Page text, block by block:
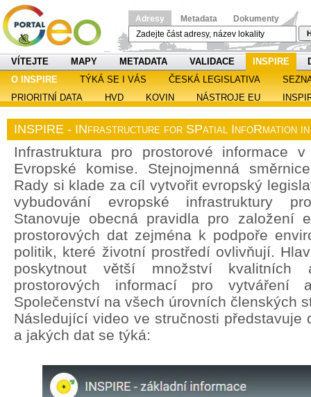
Adresy Metadata Dokumenty
VÍTEJTE MAPY METADATA VALIDACE INSPIRE
O INSPIRE
TÝKÁ SE I VÁS ČESKÁ LEGISLATIVA
PRIORITNÍ DATA
HVD KOVIN NÁSTROJE EU
INSPIRE - INfrastructure for SPatial InfoRmation
Infrastruktura pro prostorové informace
Evropské komise. Stejnojmenná
Rady si klade za cíl vytvořit evropský
vybudování evropské infrastruktury
Stanovuje obecná pravidla pro založení
prostorových dat zejména k podpoře
politik, které životní prostředí ovlivňují.
poskytnout větší množství kvalitních
prostorových informací pro vytváření
Společenství na všech úrovních členských
Následující video ve stručnosti představuje
a jakých dat se týká: